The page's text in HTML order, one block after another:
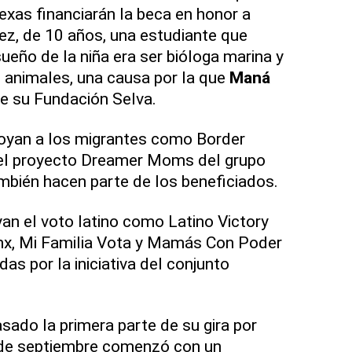
financiarán la beca en honor a
de 10 años, una estudiante que
de la niña era ser bióloga marina y
una causa por la que Maná
su Fundación Selva.
a los migrantes como Border
proyecto Dreamer Moms del grupo
hacen parte de los beneficiados.
el voto latino como Latino Victory
Mi Familia Vota y Mamás Con Poder
por la iniciativa del conjunto
la primera parte de su gira por
septiembre comenzó con un